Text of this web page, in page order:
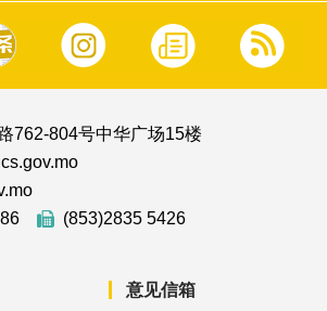
762-804号中华广场15楼
(853)2835 5426
意见信箱